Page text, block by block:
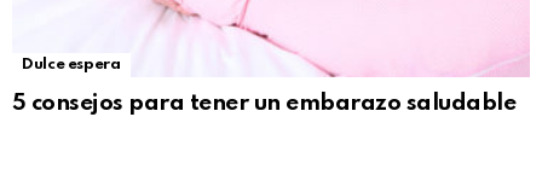
Dulce espera
5 consejos para tener un embarazo saludable